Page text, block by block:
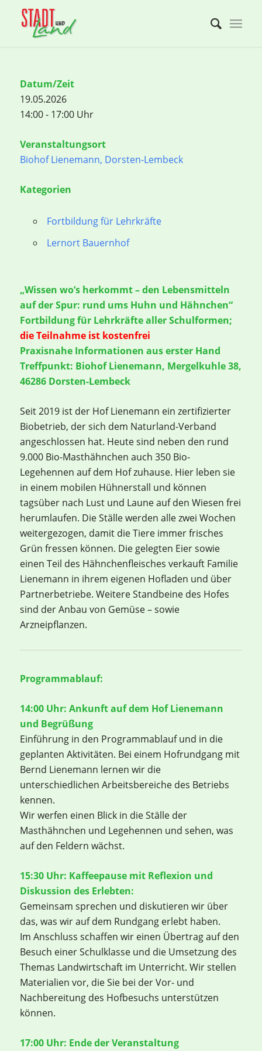
Datum/Zeit
19.05.2026
14:00 - 17:00 Uhr
Veranstaltungsort
Biohof Lienemann, Dorsten-Lembeck
Kategorien
Fortbildung für Lehrkräfte
Lernort Bauernhof
„Wissen wo’s herkommt – den Lebensmitteln
auf der Spur: rund ums Huhn und Hähnchen“
Fortbildung für Lehrkräfte aller Schulformen;
die Teilnahme ist kostenfrei
Praxisnahe Informationen aus erster Hand
Treffpunkt: Biohof Lienemann, Mergelkuhle 38,
46286 Dorsten-Lembeck
Seit 2019 ist der Hof Lienemann ein zertifizierter
Biobetrieb, der sich dem Naturland-Verband
angeschlossen hat. Heute sind neben den rund
9.000 Bio-Masthähnchen auch 350 Bio-
Legehennen auf dem Hof zuhause. Hier leben sie
in einem mobilen Hühnerstall und können
tagsüber nach Lust und Laune auf den Wiesen frei
herumlaufen. Die Ställe werden alle zwei Wochen
weitergezogen, damit die Tiere immer frisches
Grün fressen können. Die gelegten Eier sowie
einen Teil des Hähnchenfleisches verkauft Familie
Lienemann in ihrem eigenen Hofladen und über
Partnerbetriebe. Weitere Standbeine des Hofes
sind der Anbau von Gemüse – sowie
Arzneipflanzen.
Programmablauf:
14:00 Uhr: Ankunft auf dem Hof Lienemann
und Begrüßung
Einführung in den Programmablauf und in die
geplanten Aktivitäten. Bei einem Hofrundgang mit
Bernd Lienemann lernen wir die
unterschiedlichen Arbeitsbereiche des Betriebs
kennen.
Wir werfen einen Blick in die Ställe der
Masthähnchen und Legehennen und sehen, was
auf den Feldern wächst.
15:30 Uhr: Kaffeepause mit Reflexion und
Diskussion des Erlebten:
Gemeinsam sprechen und diskutieren wir über
das, was wir auf dem Rundgang erlebt haben.
Im Anschluss schaffen wir einen Übertrag auf den
Besuch einer Schulklasse und die Umsetzung des
Themas Landwirtschaft im Unterricht. Wir stellen
Materialien vor, die Sie bei der Vor- und
Nachbereitung des Hofbesuchs unterstützen
können.
17:00 Uhr: Ende der Veranstaltung